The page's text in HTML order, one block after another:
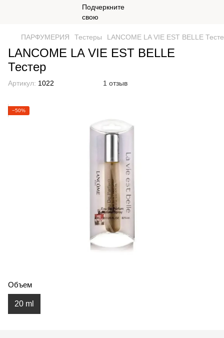
ПАРФУМЕРИЯ Тестеры LANCOME LA VIE EST BELLE
LANCOME LA VIE EST BELLE
Тестер
Артикул: 1022 1 отзыв
−50%
Объем
20 ml